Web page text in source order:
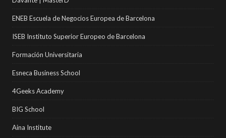
ENEB Escuela de Negocios Europea de Barcelona
ISEB Instituto Superior Europeo de Barcelona
Formación Universitaria
Esneca Business School
4Geeks Academy
BIG School
Aina Institute